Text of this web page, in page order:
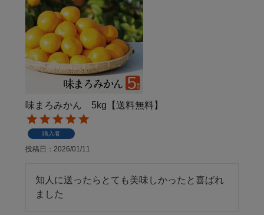
味まろみかん 5kg【送料無料】
購入者
投稿日 2026/01/11
知人に送ったらとても美味しかったと喜ばれ
ました